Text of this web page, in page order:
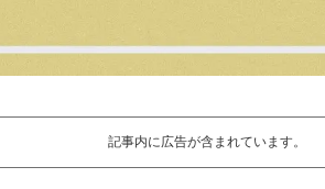
記事内に広告が含まれています。